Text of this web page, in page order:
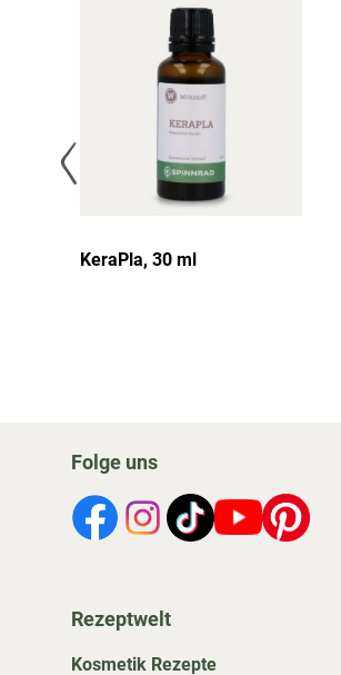
KeraPla, 30 ml
Folge uns
Rezeptwelt
Kosmetik Rezepte